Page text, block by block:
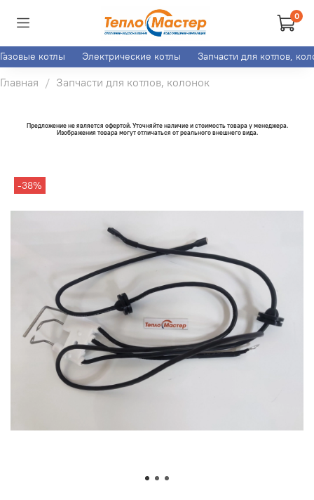
0
Газовые котлы Электрические котлы Запчасти для котлов,
Главная Запчасти для котлов, колонок
Предложение не является офертой. Уточняйте наличие и стоимость товара у менеджера.
Изображения товара могут отличаться от реального внешнего вида.
-38%